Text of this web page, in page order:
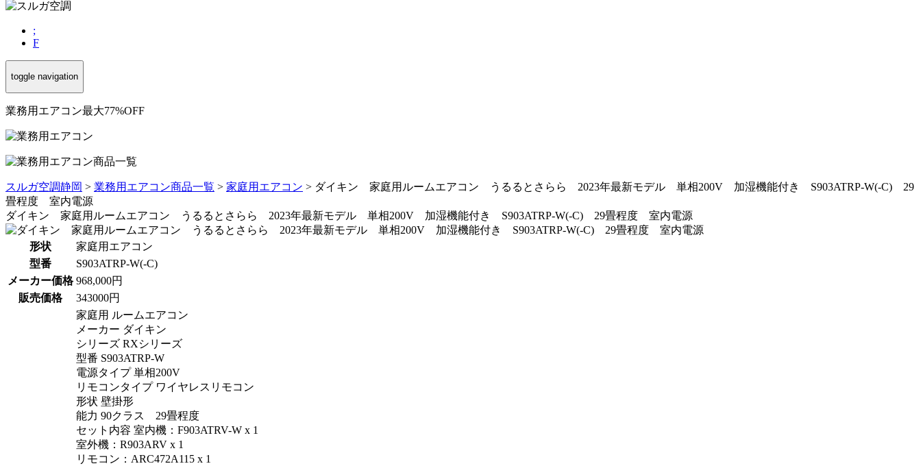
;
F
toggle navigation
業務用エアコン最大77%OFF
スルガ空調静岡 > 業務用エアコン商品一覧 > 家庭用エアコン > ダイキン 家庭用ルームエアコン うるるとさらら 2023年最新モデル 単相200V 加湿機能付き S903ATRP-W(-C) 29
畳程度 室内電源
ダイキン 家庭用ルームエアコン うるるとさらら 2023年最新モデル 単相200V 加湿機能付き S903ATRP-W(-C) 29畳程度 室内電源
形状
家庭用エアコン
型番
S903ATRP-W(-C)
メーカー価格 968,000円
販売価格
343000円
家庭用 ルームエアコン
メーカー ダイキン
シリーズ RXシリーズ
型番 S903ATRP-W
電源タイプ 単相200V
リモコンタイプ ワイヤレスリモコン
形状 壁掛形
能力 90クラス 29畳程度
セット内容 室内機：F903ATRV-W x 1
室外機：R903ARV x 1
リモコン：ARC472A115 x 1